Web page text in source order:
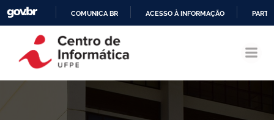
CONTEÚDO
COMUNICA BR ACESSO À INFORMAÇÃO